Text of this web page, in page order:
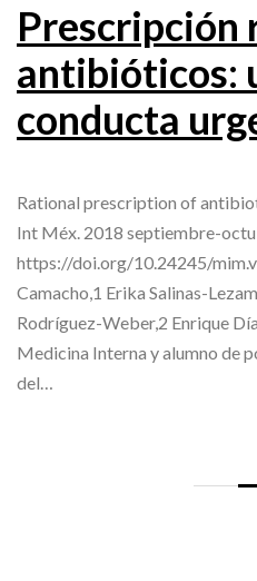
Prescripción
antibióticos:
conducta
Rational prescription of
Int Méx. 2018 septiembre-
https://doi.org/10.24245/
Camacho,1 Erika Salinas-
Rodríguez-Weber,2 Enrique
Medicina Interna y alumno de
del…